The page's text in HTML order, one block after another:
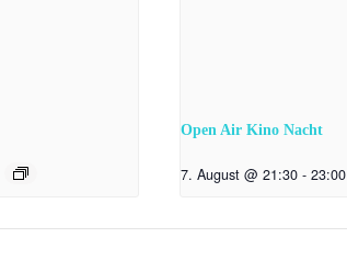
Open Air Kino Nacht
7. August @ 21:30 - 23:00